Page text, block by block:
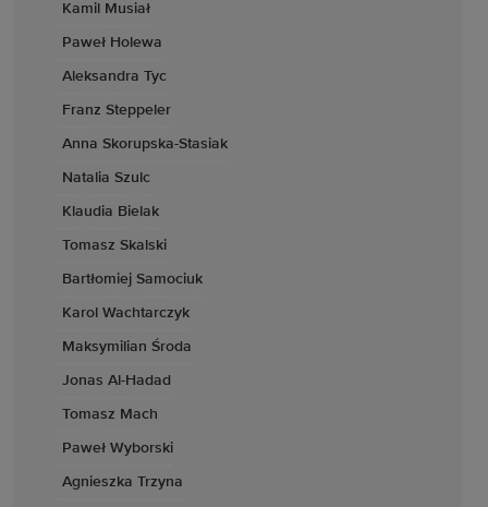
Kamil Musiał
Paweł Holewa
Aleksandra Tyc
Franz Steppeler
Anna Skorupska-Stasiak
Natalia Szulc
Klaudia Bielak
Tomasz Skalski
Bartłomiej Samociuk
Karol Wachtarczyk
Maksymilian Środa
Jonas Al-Hadad
Tomasz Mach
Paweł Wyborski
Agnieszka Trzyna